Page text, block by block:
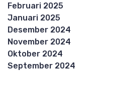
Februari 2025
Januari 2025
Desember 2024
November 2024
Oktober 2024
September 2024